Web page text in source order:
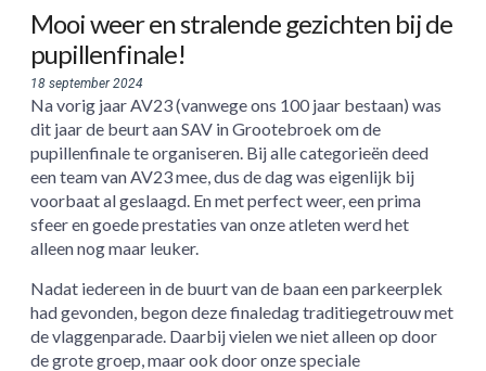
Mooi weer en stralende gezichten bij de
pupillenfinale!
18 september 2024
Na vorig jaar AV23 (vanwege ons 100 jaar bestaan) was
dit jaar de beurt aan SAV in Grootebroek om de
pupillenfinale te organiseren. Bij alle categorieën deed
een team van AV23 mee, dus de dag was eigenlijk bij
voorbaat al geslaagd. En met perfect weer, een prima
sfeer en goede prestaties van onze atleten werd het
alleen nog maar leuker.
Nadat iedereen in de buurt van de baan een parkeerplek
had gevonden, begon deze finaledag traditiegetrouw met
de vlaggenparade. Daarbij vielen we niet alleen op door
de grote groep, maar ook door onze speciale